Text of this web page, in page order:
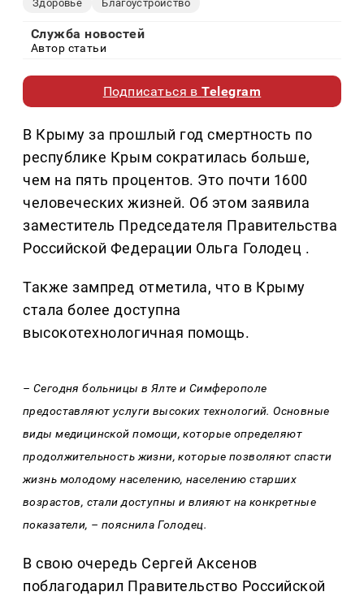
Здоровье Благоустройство
Служба новостей
Автор статьи
Подписаться вTelegram
В Крыму за прошлый год смертность по
республике Крым сократилась больше,
чем на пять процентов. Это почти 1600
человеческих жизней. Об этом заявила
заместитель Председателя Правительства
Российской Федерации Ольга Голодец .
Также зампред отметила, что в Крыму
стала более доступна
высокотехнологичная помощь.
– Сегодня больницы в Ялте и Симферополе
предоставляют услуги высоких технологий. Основные
виды медицинской помощи, которые определяют
продолжительность жизни, которые позволяют спасти
жизнь молодому населению, населению старших
возрастов, стали доступны и влияют на конкретные
показатели, – пояснила Голодец.
В свою очередь Сергей Аксенов
поблагодарил Правительство Российской